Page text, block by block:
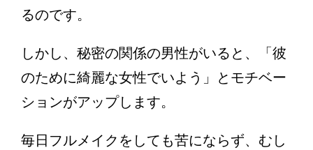
るのです。
しかし、秘密の関係の男性がいると、「彼
のために綺麗な女性でいよう」とモチベー
ションがアップします。
毎日フルメイクをしても苦にならず、むし